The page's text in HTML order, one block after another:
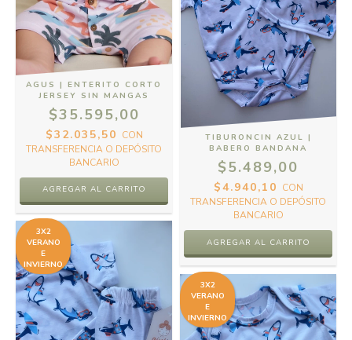
AGUS | ENTERITO CORTO
JERSEY SIN MANGAS
$35.595,00
$32.035,50 CON
TRANSFERENCIA O DEPÓSITO
BANCARIO
AGREGAR AL CARRITO
TIBURONCIN AZUL |
BABERO BANDANA
$5.489,00
$4.940,10 CON
TRANSFERENCIA O DEPÓSITO
BANCARIO
3X2
VERANO
E
INVIERNO
3X2
VERANO
E
INVIERNO